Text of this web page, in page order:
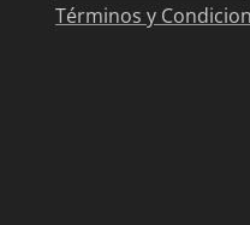
Términos y